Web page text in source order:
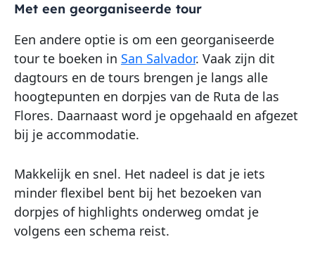
Met een georganiseerde tour
Een andere optie is om een georganiseerde
tour te boeken in San Salvador. Vaak zijn dit
dagtours en de tours brengen je langs alle
hoogtepunten en dorpjes van de Ruta de las
Flores. Daarnaast word je opgehaald en afgezet
bij je accommodatie.
Makkelijk en snel. Het nadeel is dat je iets
minder flexibel bent bij het bezoeken van
dorpjes of highlights onderweg omdat je
volgens een schema reist.